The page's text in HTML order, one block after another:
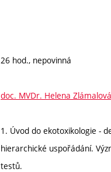
26 hod., nepovinná
doc. MVDr. Helena
1. Úvod do ekotoxikologie -
hierarchické uspořádání.
testů.